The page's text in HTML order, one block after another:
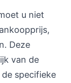
u niet
Deze
van de
specifieke